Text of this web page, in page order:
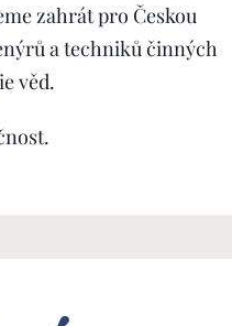
zahrát pro Českou
a techniků činných
věd.